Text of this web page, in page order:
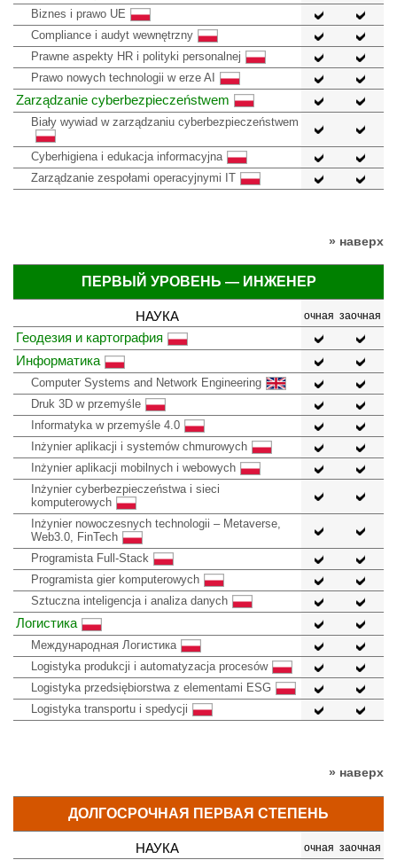
Biznes i prawo UE
Compliance i audyt wewnętrzny
Prawne aspekty HR i polityki personalnej
Prawo nowych technologii w erze AI
Zarządzanie cyberbezpieczeństwem
Biały wywiad w zarządzaniu cyberbezpieczeństwem
Cyberhigiena i edukacja informacyjna
Zarządzanie zespołami operacyjnymi IT
» наверх
ПЕРВЫЙ УРОВЕНЬ — ИНЖЕНЕР
НАУКА очная заочная
Геодезия и картография
Информатика
Computer Systems and Network Engineering
Druk 3D w przemyśle
Informatyka w przemyśle 4.0
Inżynier aplikacji i systemów chmurowych
Inżynier aplikacji mobilnych i webowych
Inżynier cyberbezpieczeństwa i sieci
komputerowych
Inżynier nowoczesnych technologii – Metaverse,
Web3.0, FinTech
Programista Full-Stack
Programista gier komputerowych
Sztuczna inteligencja i analiza danych
Логистика
Международная Логистика
Logistyka produkcji i automatyzacja procesów
Logistyka przedsiębiorstwa z elementami ESG
Logistyka transportu i spedycji
» наверх
ДОЛГОСРОЧНАЯ ПЕРВАЯ СТЕПЕНЬ
НАУКА очная заочная